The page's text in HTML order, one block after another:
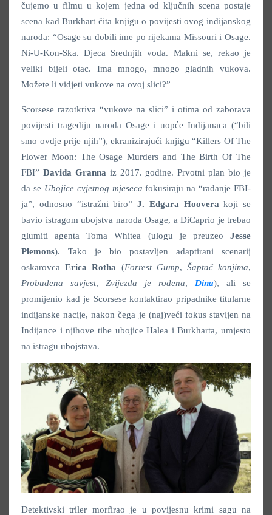
čujemo u filmu u kojem jedna od ključnih scena postaje
scena kad Burkhart čita knjigu o povijesti ovog indijanskog
naroda: “Osage su dobili ime po rijekama Missouri i Osage.
Ni-U-Kon-Ska. Djeca Srednjih voda. Makni se, rekao je
veliki bijeli otac. Ima mnogo, mnogo gladnih vukova.
Možete li vidjeti vukove na ovoj slici?”
Scorsese razotkriva “vukove na slici” i otima od zaborava
povijesti tragediju naroda Osage i uopće Indijanaca (“bili
smo ovdje prije njih”), ekranizirajući knjigu “Killers Of The
Flower Moon: The Osage Murders and The Birth Of The
FBI” Davida Granna iz 2017. godine. Prvotni plan bio je
da se Ubojice cvjetnog mjeseca fokusiraju na “rađanje FBI-
ja”, odnosno “istražni biro” J. Edgara Hoovera koji se
bavio istragom ubojstva naroda Osage, a DiCaprio je trebao
glumiti agenta Toma Whitea (ulogu je preuzeo Jesse
Plemons). Tako je bio postavljen adaptirani scenarij
oskarovcaErica Rotha (Forrest Gump, Šaptač konjima,
Probuđena savjest, Zvijezda je rođena, Dina), ali se
promijenio kad je Scorsese kontaktirao pripadnike titularne
indijanske nacije, nakon čega je (naj)veći fokus stavljen na
Indijance i njihove tihe ubojice Halea i Burkharta, umjesto
na istragu ubojstava.
Detektivski triler morfirao je u povijesnu krimi sagu na